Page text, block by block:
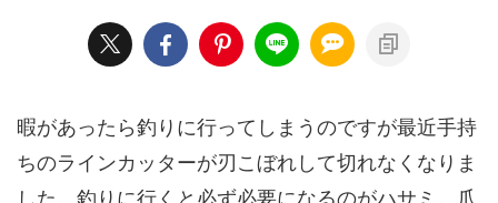
暇があったら釣りに行ってしまうのですが最近手持
ちのラインカッターが刃こぼれして切れなくなりま
した。釣りに行くと必ず必要になるのがハサミ。爪